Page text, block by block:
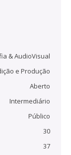
& AudioVisual
e Produção
Aberto
Intermediário
Público
30
37